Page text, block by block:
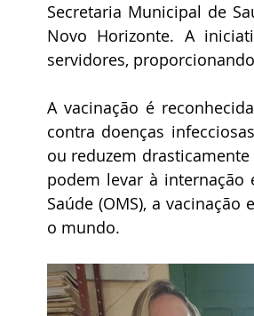
Avisos e Convites Emenda Parlamentar
Esporte Processo
Secretaria Municipal de
Novo Horizonte. A
servidores,
A vacinação é
contra doenças
ou reduzem
podem levar à internação
Saúde (OMS), a
o mundo.